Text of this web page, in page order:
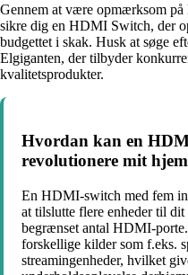
Gennem at være opmærksom
sikre dig en HDMI Switch, der
budgettet i skak. Husk at søge
Elgiganten, der tilbyder
kvalitetsprodukter.
Hvordan kan en
revolutionere mit
En HDMI-switch med fem
at tilslutte flere enheder til
begrænset antal HDMI-
forskellige kilder som f.eks.
streamingenheder, hvilket